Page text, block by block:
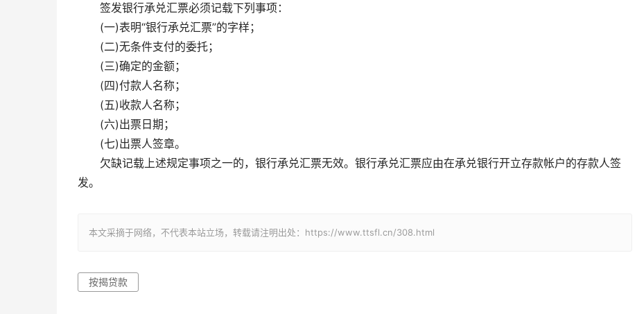
签发银行承兑汇票必须记载下列事项：
(一)表明“银行承兑汇票”的字样；
(二)无条件支付的委托；
(三)确定的金额；
(四)付款人名称；
(五)收款人名称；
(六)出票日期；
(七)出票人签章。
欠缺记载上述规定事项之一的，银行承兑汇票无效。银行承兑汇票应由在承兑银行开立存款帐户的存款人签
发。
本文采摘于网络，不代表本站立场，转载请注明出处：https://www.ttsfl.cn/308.html
按揭贷款